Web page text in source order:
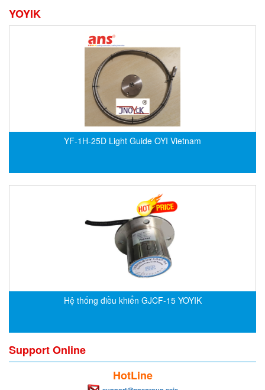
Crouzet
Crowcon
Crutec Dust Zero Vietnam
CS-Instrument
CTC
Datalogic Vietnam
DEIF
YOYIK
YF-1H-25D Light Guide OYI Vietnam
Hệ thống điều khiển GJCF-15 YOYIK
Support Online
HotLine